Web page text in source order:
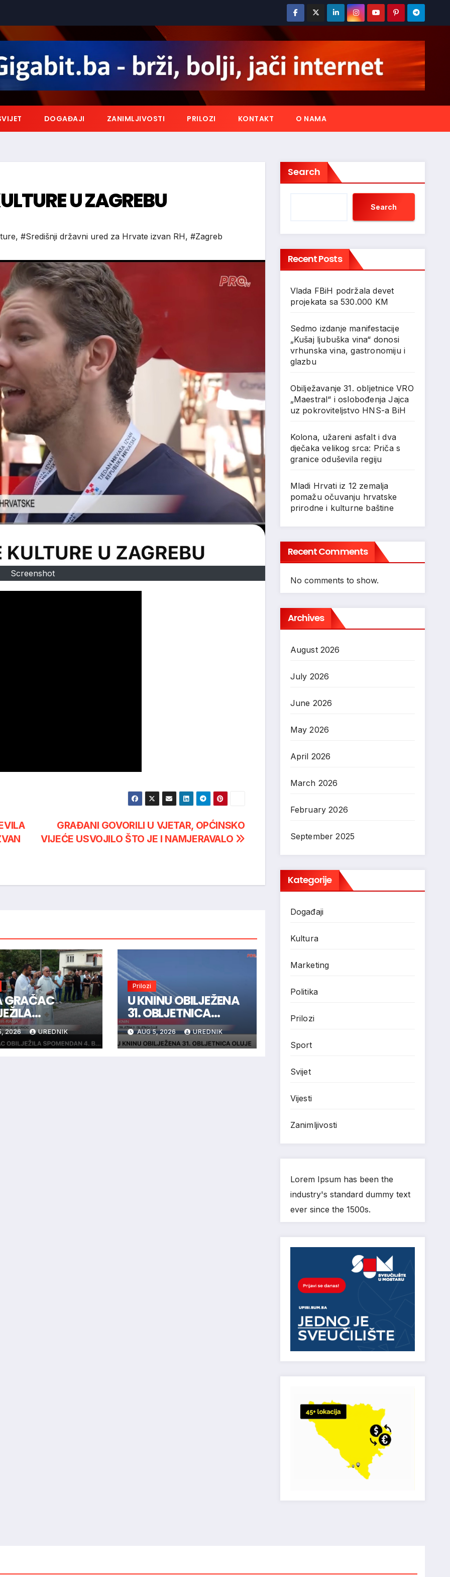
DOGAĐAJI ZANIMLJIVOSTI PRILOZI KONTAKT O NAMA
U ZAGREBU
, #Središnji državni ured za Hrvate izvan RH, #Zagreb
Screenshot
GRAĐANI GOVORILI U VJETAR, OPĆINSKO
VIJEĆE USVOJILO ŠTO JE I NAMJERAVALO
GRAČAC
4.
“GRAČAC”
2026 UREDNIK
Prilozi
U KNINU OBILJEŽENA
31. OBLJETNICA
OLUJE
AUG 5, 2026 UREDNIK
Search
Search
Recent Posts
Vlada FBiH podržala devet
projekata sa 530.000 KM
Sedmo izdanje manifestacije
„Kušaj ljubuška vina“ donosi
vrhunska vina, gastronomiju i
glazbu
Obilježavanje 31. obljetnice VRO
„Maestral“ i oslobođenja Jajca
uz pokroviteljstvo HNS-a BiH
Kolona, užareni asfalt i dva
dječaka velikog srca: Priča s
granice oduševila regiju
Mladi Hrvati iz 12 zemalja
pomažu očuvanju hrvatske
prirodne i kulturne baštine
Recent Comments
No comments to show.
Archives
August 2026
July 2026
June 2026
May 2026
April 2026
March 2026
February 2026
September 2025
Kategorije
Događaji
Kultura
Marketing
Politika
Prilozi
Sport
Svijet
Vijesti
Zanimljivosti
Lorem Ipsum has been the
industry's standard dummy text
ever since the 1500s.